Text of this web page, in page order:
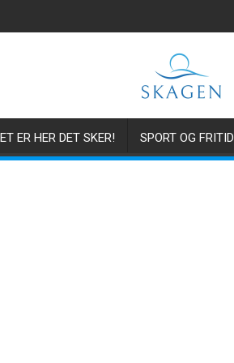
ER HER DET SKER! SPORT OG FRITID